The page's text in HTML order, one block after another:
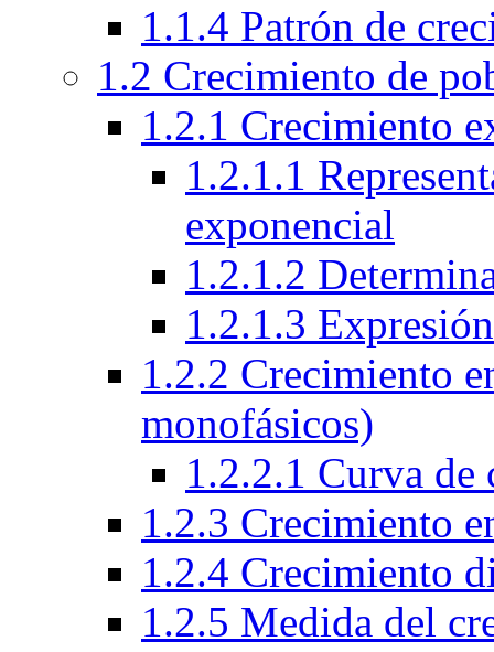
1.1.4 Patrón de
1.2 Crecimiento de
1.2.1 Crecimiento
1.2.1.1
exponencial
1.2.1.2
1.2.1.3
1.2.2 Crecimiento
monofásicos)
1.2.2.1 Curva de
1.2.3 Crecimiento
1.2.4 Crecimiento
1.2.5 Medida del